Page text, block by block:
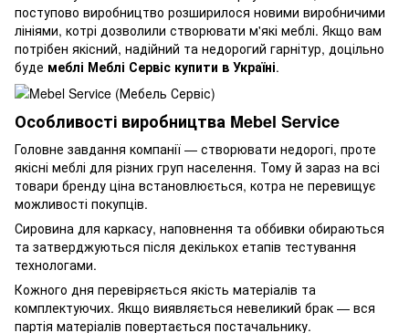
поступово виробництво розширилося новими виробничими
лініями, котрі дозволили створювати м'які меблі. Якщо вам
потрібен якісний, надійний та недорогий гарнітур, доцільно
буде меблі Меблі Сервіс купити в Україні.
Особливості виробництва Mebel Service
Головне завдання компанії — створювати недорогі, проте
якісні меблі для різних груп населення. Тому й зараз на всі
товари бренду ціна встановлюється, котра не перевищує
можливості покупців.
Сировина для каркасу, наповнення та оббивки обираються
та затверджуються після декількох етапів тестування
технологами.
Кожного дня перевіряється якість матеріалів та
комплектуючих. Якщо виявляється невеликий брак — вся
партія матеріалів повертається постачальнику.